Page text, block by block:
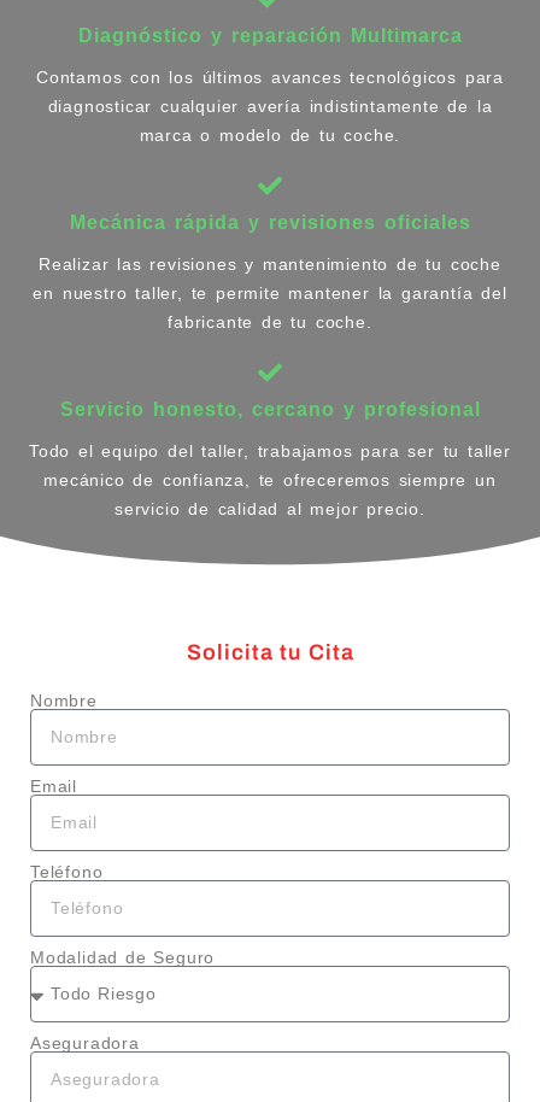
Diagnóstico y reparación Multimarca
Contamos con los últimos avances tecnológicos para
diagnosticar cualquier avería indistintamente de la
marca o modelo de tu coche.
Mecánica rápida y revisiones oficiales
Realizar las revisiones y mantenimiento de tu coche
en nuestro taller, te permite mantener la garantía del
fabricante de tu coche.
Servicio honesto, cercano y profesional
Todo el equipo del taller, trabajamos para ser tu taller
mecánico de confianza, te ofreceremos siempre un
servicio de calidad al mejor precio.
Solicita tu Cita
Nombre
Email
Teléfono
Modalidad de Seguro
Aseguradora